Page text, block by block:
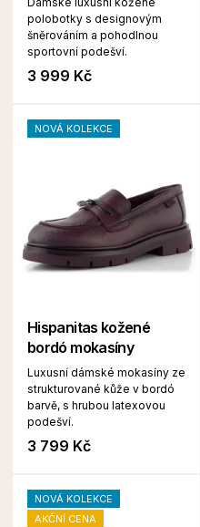
polobotky s designovým
šněrováním a pohodlnou
sportovní podešví.
3 999 Kč
NOVÁ KOLEKCE
Hispanitas kožené
bordó mokasíny
Luxusní dámské mokasíny ze
strukturované kůže v bordó
barvě, s hrubou latexovou
podešví.
3 799 Kč
NOVÁ KOLEKCE
AKČNÍ CENA